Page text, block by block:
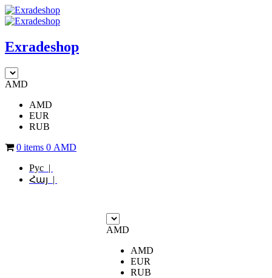
Exradeshop
AMD
AMD
EUR
RUB
0 items 0 AMD
Рус |
Հայ |
AMD
AMD
EUR
RUB